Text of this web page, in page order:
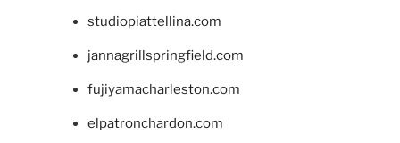
studiopiattellina.com
jannagrillspringfield.com
fujiyamacharleston.com
elpatronchardon.com